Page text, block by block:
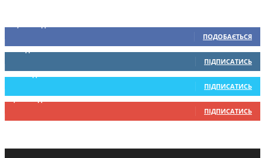
ПОДОБАЄТЬСЯ
0 Підписників
ПІДПИСАТИСЬ
234 Підписників
ПІДПИСАТИСЬ
9,370 Підписників
ПІДПИСАТИСЬ